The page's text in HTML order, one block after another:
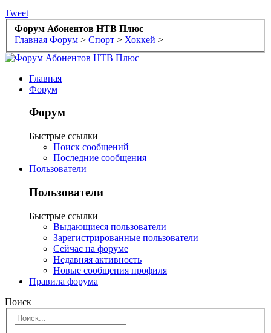
Tweet
Форум Абонентов НТВ Плюс
Главная Форум > Спорт > Хоккей >
Главная
Форум
Форум
Быстрые ссылки
Поиск сообщений
Последние сообщения
Пользователи
Пользователи
Быстрые ссылки
Выдающиеся пользователи
Зарегистрированные пользователи
Сейчас на форуме
Недавняя активность
Новые сообщения профиля
Правила форума
Поиск